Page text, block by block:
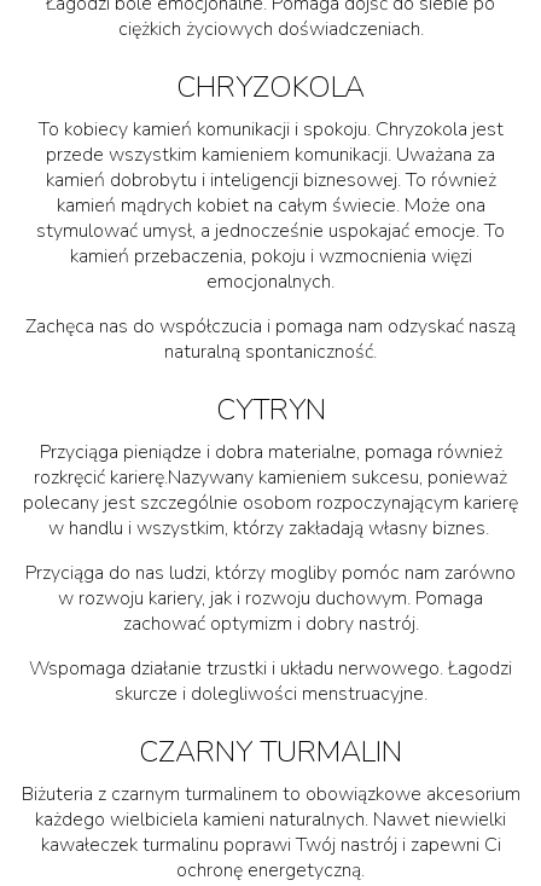
ciężkich życiowych doświadczeniach.
CHRYZOKOLA
To kobiecy kamień komunikacji i spokoju. Chryzokola jest
przede wszystkim kamieniem komunikacji. Uważana za
kamień dobrobytu i inteligencji biznesowej. To również
kamień mądrych kobiet na całym świecie. Może ona
stymulować umysł, a jednocześnie uspokajać emocje. To
kamień przebaczenia, pokoju i wzmocnienia więzi
emocjonalnych.
Zachęca nas do współczucia i pomaga nam odzyskać naszą
naturalną spontaniczność.
CYTRYN
Przyciąga pieniądze i dobra materialne, pomaga również
rozkręcić karierę.Nazywany kamieniem sukcesu, ponieważ
polecany jest szczególnie osobom rozpoczynającym karierę
w handlu i wszystkim, którzy zakładają własny biznes.
Przyciąga do nas ludzi, którzy mogliby pomóc nam zarówno
w rozwoju kariery, jak i rozwoju duchowym. Pomaga
zachować optymizm i dobry nastrój.
Wspomaga działanie trzustki i układu nerwowego. Łagodzi
skurcze i dolegliwości menstruacyjne.
CZARNY TURMALIN
Biżuteria z czarnym turmalinem to obowiązkowe akcesorium
każdego wielbiciela kamieni naturalnych. Nawet niewielki
kawałeczek turmalinu poprawi Twój nastrój i zapewni Ci
ochronę energetyczną.